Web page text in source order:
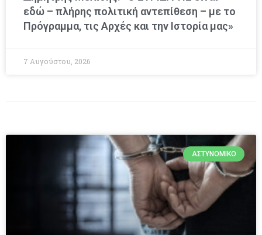
εδώ – πλήρης πολιτική αντεπίθεση – με το
Πρόγραμμα, τις Αρχές και την Ιστορία μας»
7 Αυγούστου, 2026
ΑΣΤΥΝΟΜΙΚΌ